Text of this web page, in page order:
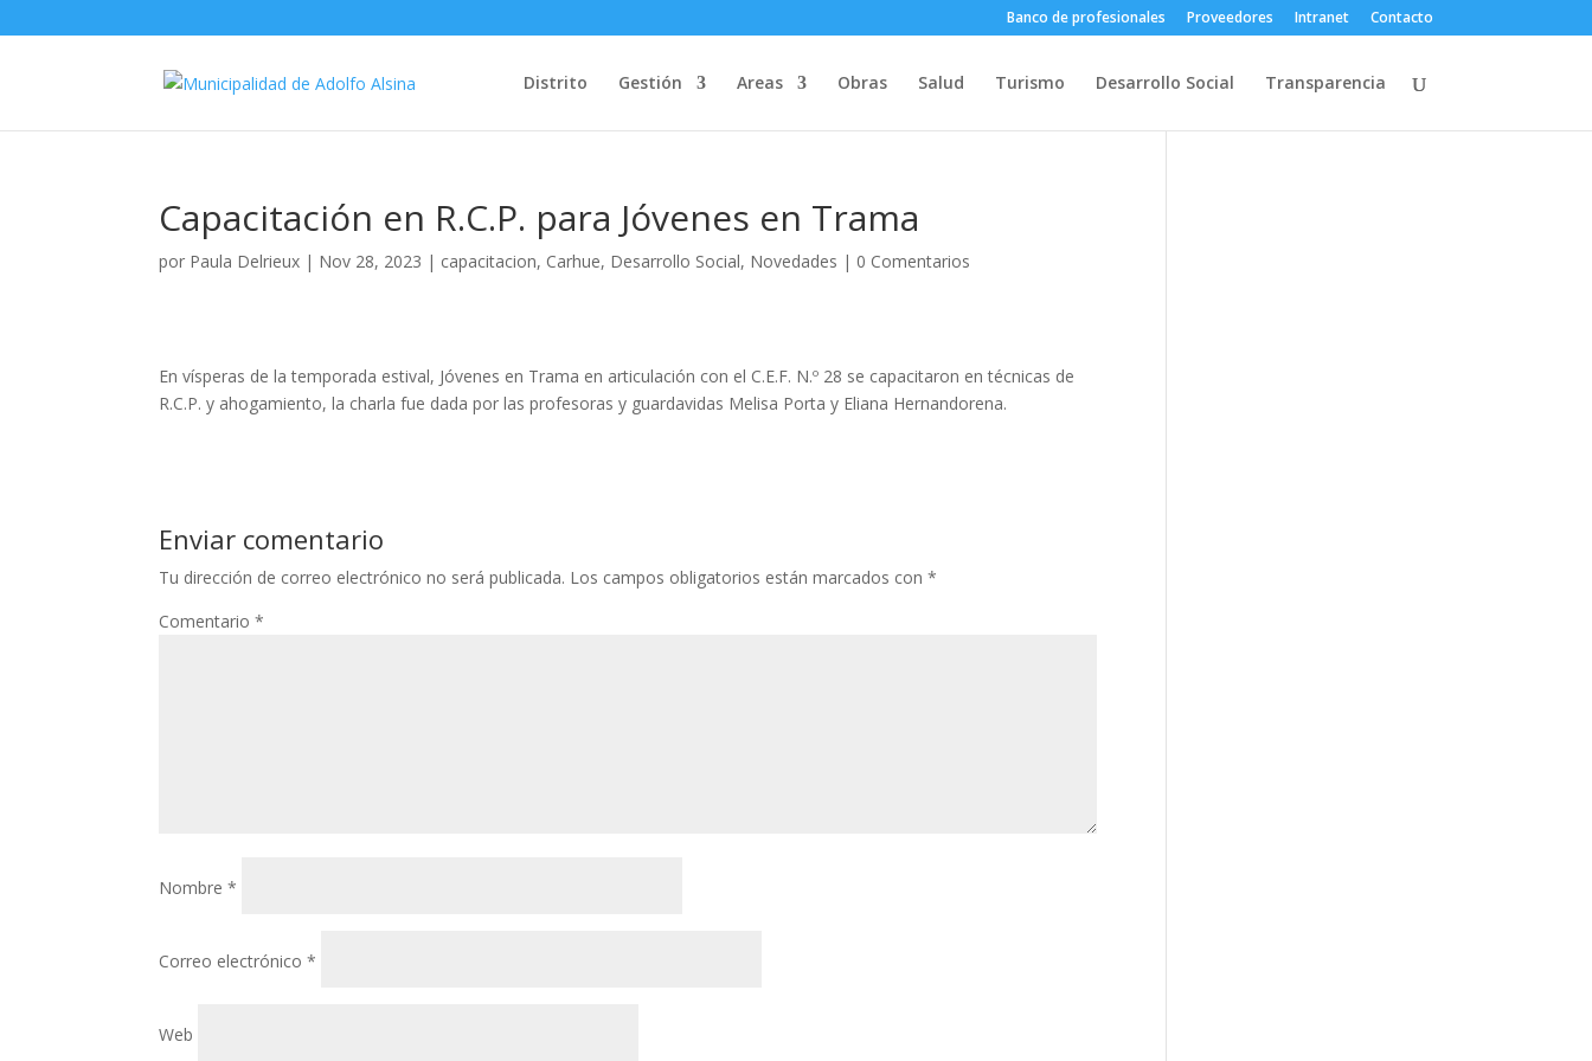
Banco de profesionales Proveedores Intranet Contacto
Distrito Gestión Areas Obras Salud Turismo Desarrollo Social Transparencia
Capacitación en R.C.P. para Jóvenes en Trama
por Paula Delrieux | Nov 28, 2023 | capacitacion, Carhue, Desarrollo Social, Novedades | 0 Comentarios
En vísperas de la temporada estival, Jóvenes en Trama en articulación con el C.E.F. N.º 28 se capacitaron en técnicas de
R.C.P. y ahogamiento, la charla fue dada por las profesoras y guardavidas Melisa Porta y Eliana Hernandorena.
Enviar comentario
Tu dirección de correo electrónico no será publicada. Los campos obligatorios están marcados con*
Comentario*
Nombre*
Correo electrónico*
Web